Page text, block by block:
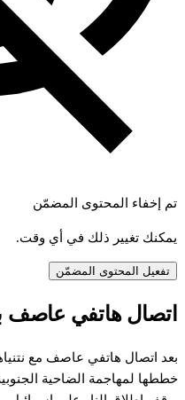
تم إخفاء المحتوى المضمّن
يمكنك تغيير ذلك في أي وقت.
تفعيل المحتوى المضمّن
اتصال هاتفي عاصف
بعد اتصال هاتفي عاصف مع
خططها لمهاجمة الضاحية الجنوبية